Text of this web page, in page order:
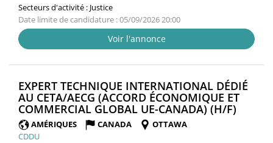
Secteurs d'activité : Justice
Date limite de candidature : 05/09/2026 20:00
Voir l'annonce
EXPERT TECHNIQUE INTERNATIONAL DÉDIÉ
AU CETA/AECG (ACCORD ÉCONOMIQUE ET
COMMERCIAL GLOBAL UE-CANADA) (H/F)
AMÉRIQUES CANADA
OTTAWA
CDDU